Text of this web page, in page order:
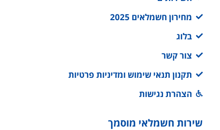
מחירון חשמלאים 2025
בלוג
צור קשר
תקנון תנאי שימוש ומדיניות פרטיות
הצהרת נגישות
שירות חשמלאי מוסמך